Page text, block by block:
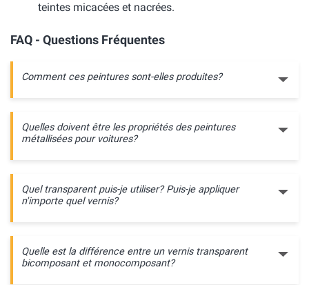
teintes micacées et nacrées.
FAQ - Questions Fréquentes
Comment ces peintures sont-elles produites?
Quelles doivent être les propriétés des peintures
métallisées pour voitures?
Quel transparent puis-je utiliser? Puis-je appliquer
n'importe quel vernis?
Quelle est la différence entre un vernis transparent
bicomposant et monocomposant?